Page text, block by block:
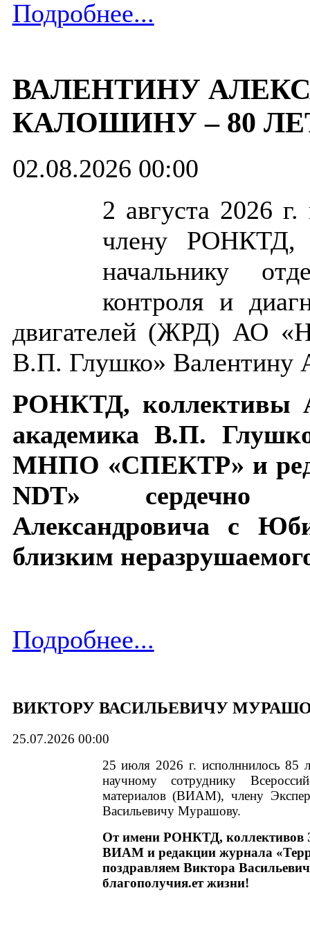
Подробнее...
ВАЛЕНТИНУ
КАЛОШИНУ ‒ 80
02.08.2026 00:00
2 августа 2026
члену РОНКТД,
начальнику
контроля и
двигателей (ЖРД) АО
В.П. Глушко» Валентину
РОНКТД, коллективы
академика В.П.
МНПО «СПЕКТР» и
NDT» сердечно
Александровича с
близким
Подробнее...
ВИКТОРУ ВАСИЛЬЕВИЧУ
25.07.2026 00:00
25 июля 2026 г. исполннилось 85
научному сотруднику
материалов (ВИАМ), члену
Васильевичу Мурашову.
От имени РОНКТД,
ВИАМ и редакции журнала
поздравляем Виктора
благополучия.ет жизни!